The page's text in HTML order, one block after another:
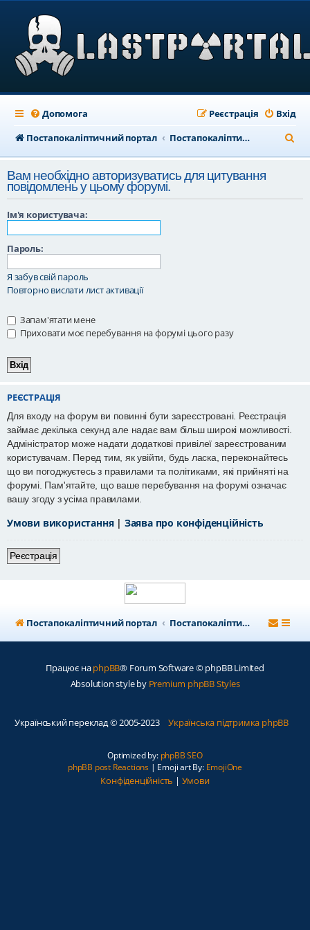
Допомога Вхід
Реєстрація
Постапокаліптичний портал
Постапокаліптичний форум
о
у
Вам необхідно авторизуватись для цитування
повідомлень у цьому форумі.
Ім'я користувача:
Пароль:
Я забув свій пароль
Повторно вислати лист активації
Запам'ятати мене
Приховати моє перебування на форумі цього разу
РЕЄСТРАЦІЯ
Для входу на форум ви повинні бути зареєстровані. Реєстрація
займає декілька секунд але надає вам більш широкі можливості.
Адміністратор може надати додаткові привілеї зареєстрованим
користувачам. Перед тим, як увійти, будь ласка, переконайтесь
що ви погоджуєтесь з правилами та політиками, які прийняті на
форумі. Пам'ятайте, що ваше перебування на форумі означає
вашу згоду з усіма правилами.
Умови використання| Заява про конфіденційність
Реєстрація
Постапокаліптичний портал Постапокаліптичний форум
Працює наphpBB® Forum Software © phpBB Limited
Absolution style by Premium phpBB Styles
Український переклад © 2005-2023 Українська підтримка phpBB
Optimized by: phpBB SEO
phpBB post Reactions| Emoji art By: EmojiOne
Конфіденційність | Умови